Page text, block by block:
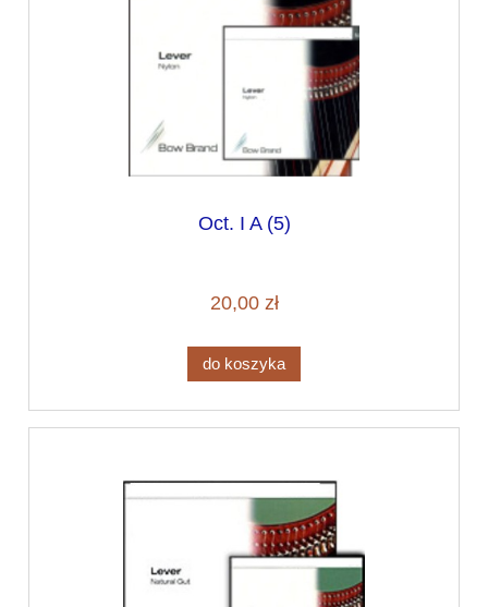
Oct. I A (5)
20,00 zł
do koszyka